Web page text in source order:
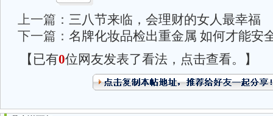
上一篇： 三八节来临，会理财的女人最幸福
下一篇： 名牌化妆品检出重金属 如何才能安
【已有0位网友发表了看法，点击查看。】